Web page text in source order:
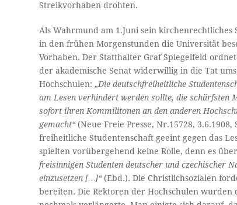
Streikvorhaben drohten.
Als Wahrmund am 1.Juni sein
in den frühen Morgenstunden die Universität
Vorhaben. Der Statthalter Graf Spiegelfeld
der akademische Senat widerwillig in die Tat
Hochschulen:„Die deutschfreiheitliche
am Lesen verhindert werden sollte, die schärfsten
sofort ihren Kommilitonen an den anderen
gemacht“(Neue Freie Presse, Nr.15728,
freiheitliche Studentenschaft geeint gegen das
spielten vorübergehend keine Rolle, denn es
freisinnigen Studenten deutscher und czechischer
einzusetzen […]“(Ebd.). Die Christlichsozialen
bereiten. Die Rektoren der Hochschulen